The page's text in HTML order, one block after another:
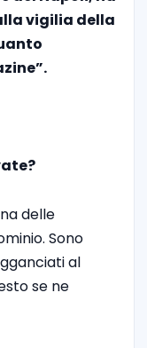
vigilia della
delle
Sono
al
se ne